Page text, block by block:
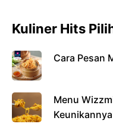
Kuliner Hits
Cara Pesan
Menu